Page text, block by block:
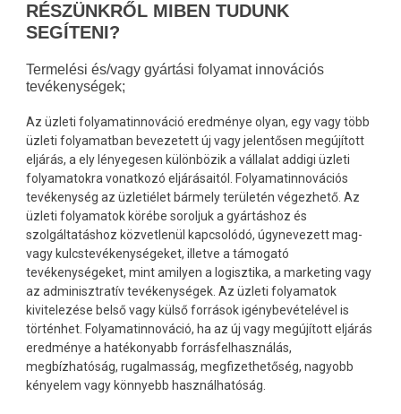
RÉSZÜNKRŐL MIBEN TUDUNK
SEGÍTENI?
Termelési és/vagy gyártási folyamat innovációs
tevékenységek;
Az üzleti folyamatinnováció eredménye olyan, egy vagy több
üzleti folyamatban bevezetett új vagy jelentősen megújított
eljárás, a ely lényegesen különbözik a vállalat addigi üzleti
folyamatokra vonatkozó eljárásaitól. Folyamatinnovációs
tevékenység az üzletiélet bármely területén végezhető. Az
üzleti folyamatok körébe soroljuk a gyártáshoz és
szolgáltatáshoz közvetlenül kapcsolódó, úgynevezett mag-
vagy kulcstevékenységeket, illetve a támogató
tevékenységeket, mint amilyen a logisztika, a marketing vagy
az adminisztratív tevékenységek. Az üzleti folyamatok
kivitelezése belső vagy külső források igénybevételével is
történhet. Folyamatinnováció, ha az új vagy megújított eljárás
eredménye a hatékonyabb forrásfelhasználás,
megbízhatóság, rugalmasság, megfizethetőség, nagyobb
kényelem vagy könnyebb használhatóság.